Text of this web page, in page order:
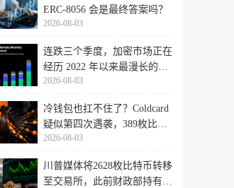
ERC-8056 会是最终答案吗？
2026-08-03
连跌三个季度，加密市场正在
经历 2022 年以来最漫长的退
潮
2026-08-03
冷钱包也扛不住了？Coldcard
疑似第四次遇袭，389枚比特
币失
2026-08-03
川普媒体将2628枚比特币转移
至交易所，此前财政部持有的